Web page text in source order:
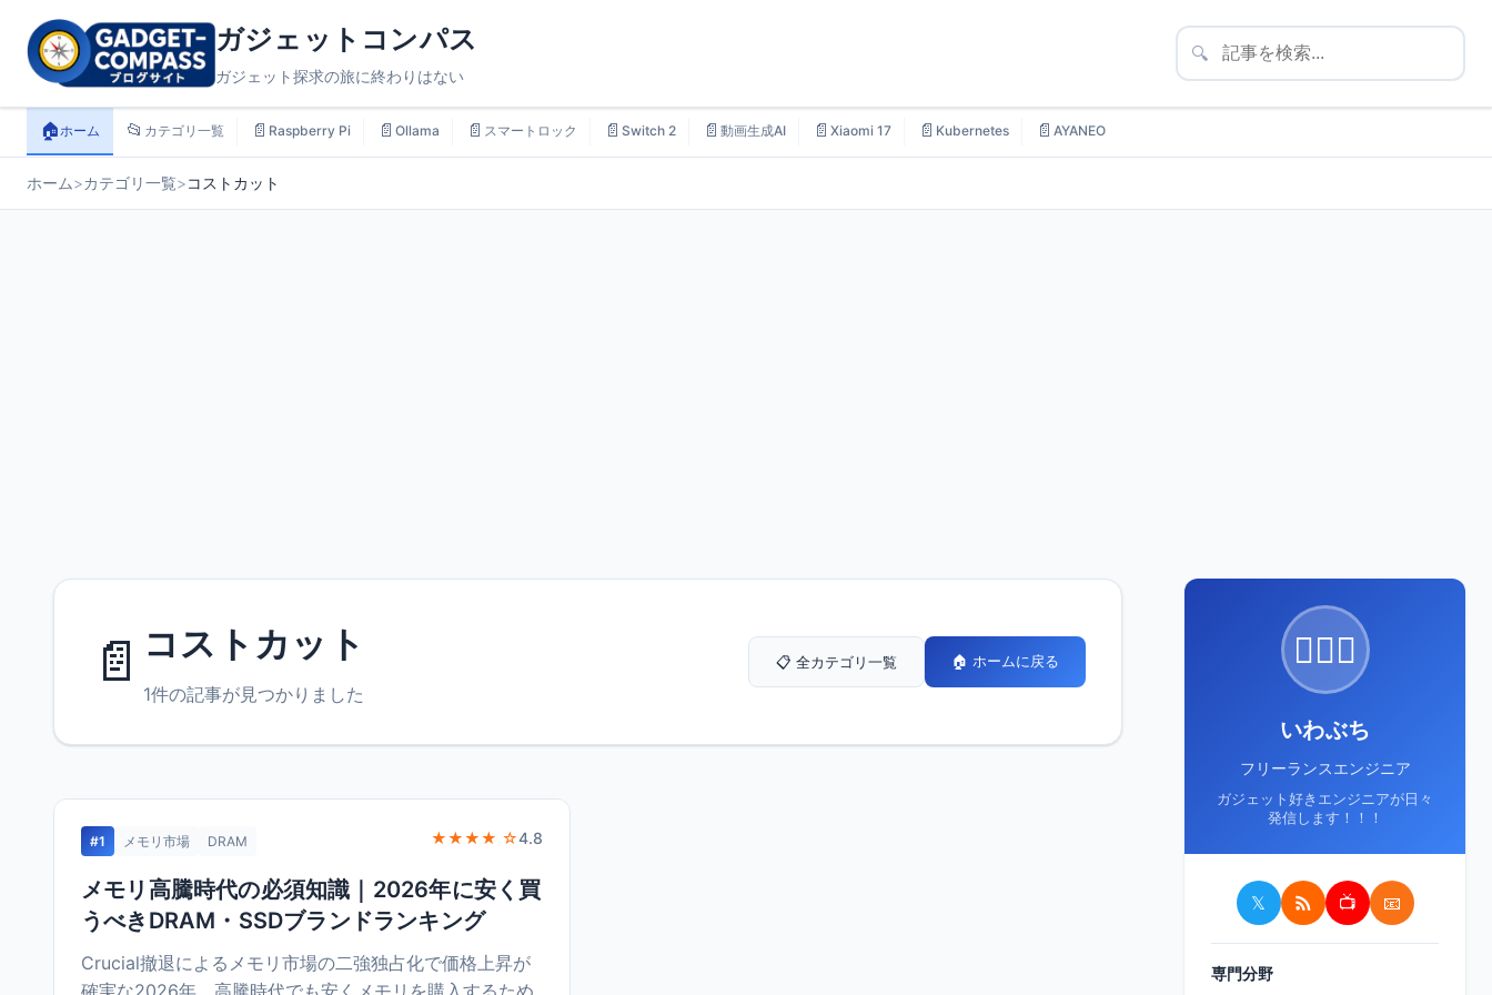
ガジェットコンパス
ガジェット探求の旅に終わりはない
🔍
🏠ホーム 📂 カテゴリ一覧 📄 Raspberry Pi 📄 Ollama 📄 スマートロック 📄 Switch 2 📄 動画生成AI 📄 Xiaomi 17 📄 Kubernetes 📄 AYANEO
ホーム>カテゴリ一覧>コストカット
📄 コストカット
1件の記事が見つかりました
📋 全カテゴリ一覧 🏠 ホームに戻る
#1 メモリ市場 DRAM ★★★★ ☆4.8
メモリ高騰時代の必須知識｜2026年に安く買
うべきDRAM・SSDブランドランキング
Crucial撤退によるメモリ市場の二強独占化で価格上昇が
確実な2026年。高騰時代でも安くメモリを購入するため
🙋🏻‍♂️
いわぶち
フリーランスエンジニア
ガジェット好きエンジニアが日々
発信します！！！
𝕏 📺 📧
専門分野